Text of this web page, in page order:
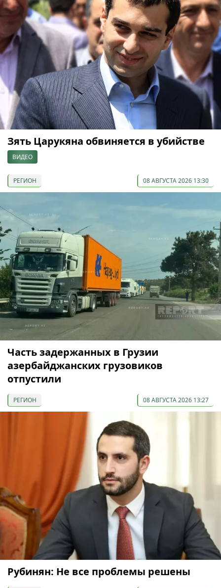
Зять Царукяна обвиняется в убийстве
ВИДЕО
РЕГИОН 08 АВГУСТА 2026 13:30
Часть задержанных в Грузии
азербайджанских грузовиков
отпустили
РЕГИОН 08 АВГУСТА 2026 13:27
Рубинян: Не все проблемы решены